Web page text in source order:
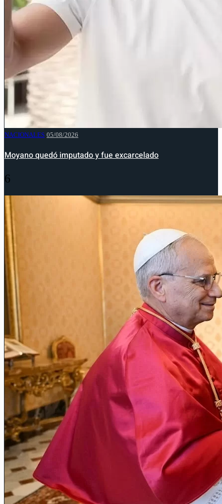
NACIONALES 05/08/2026
Moyano quedó imputado y fue excarcelado
6